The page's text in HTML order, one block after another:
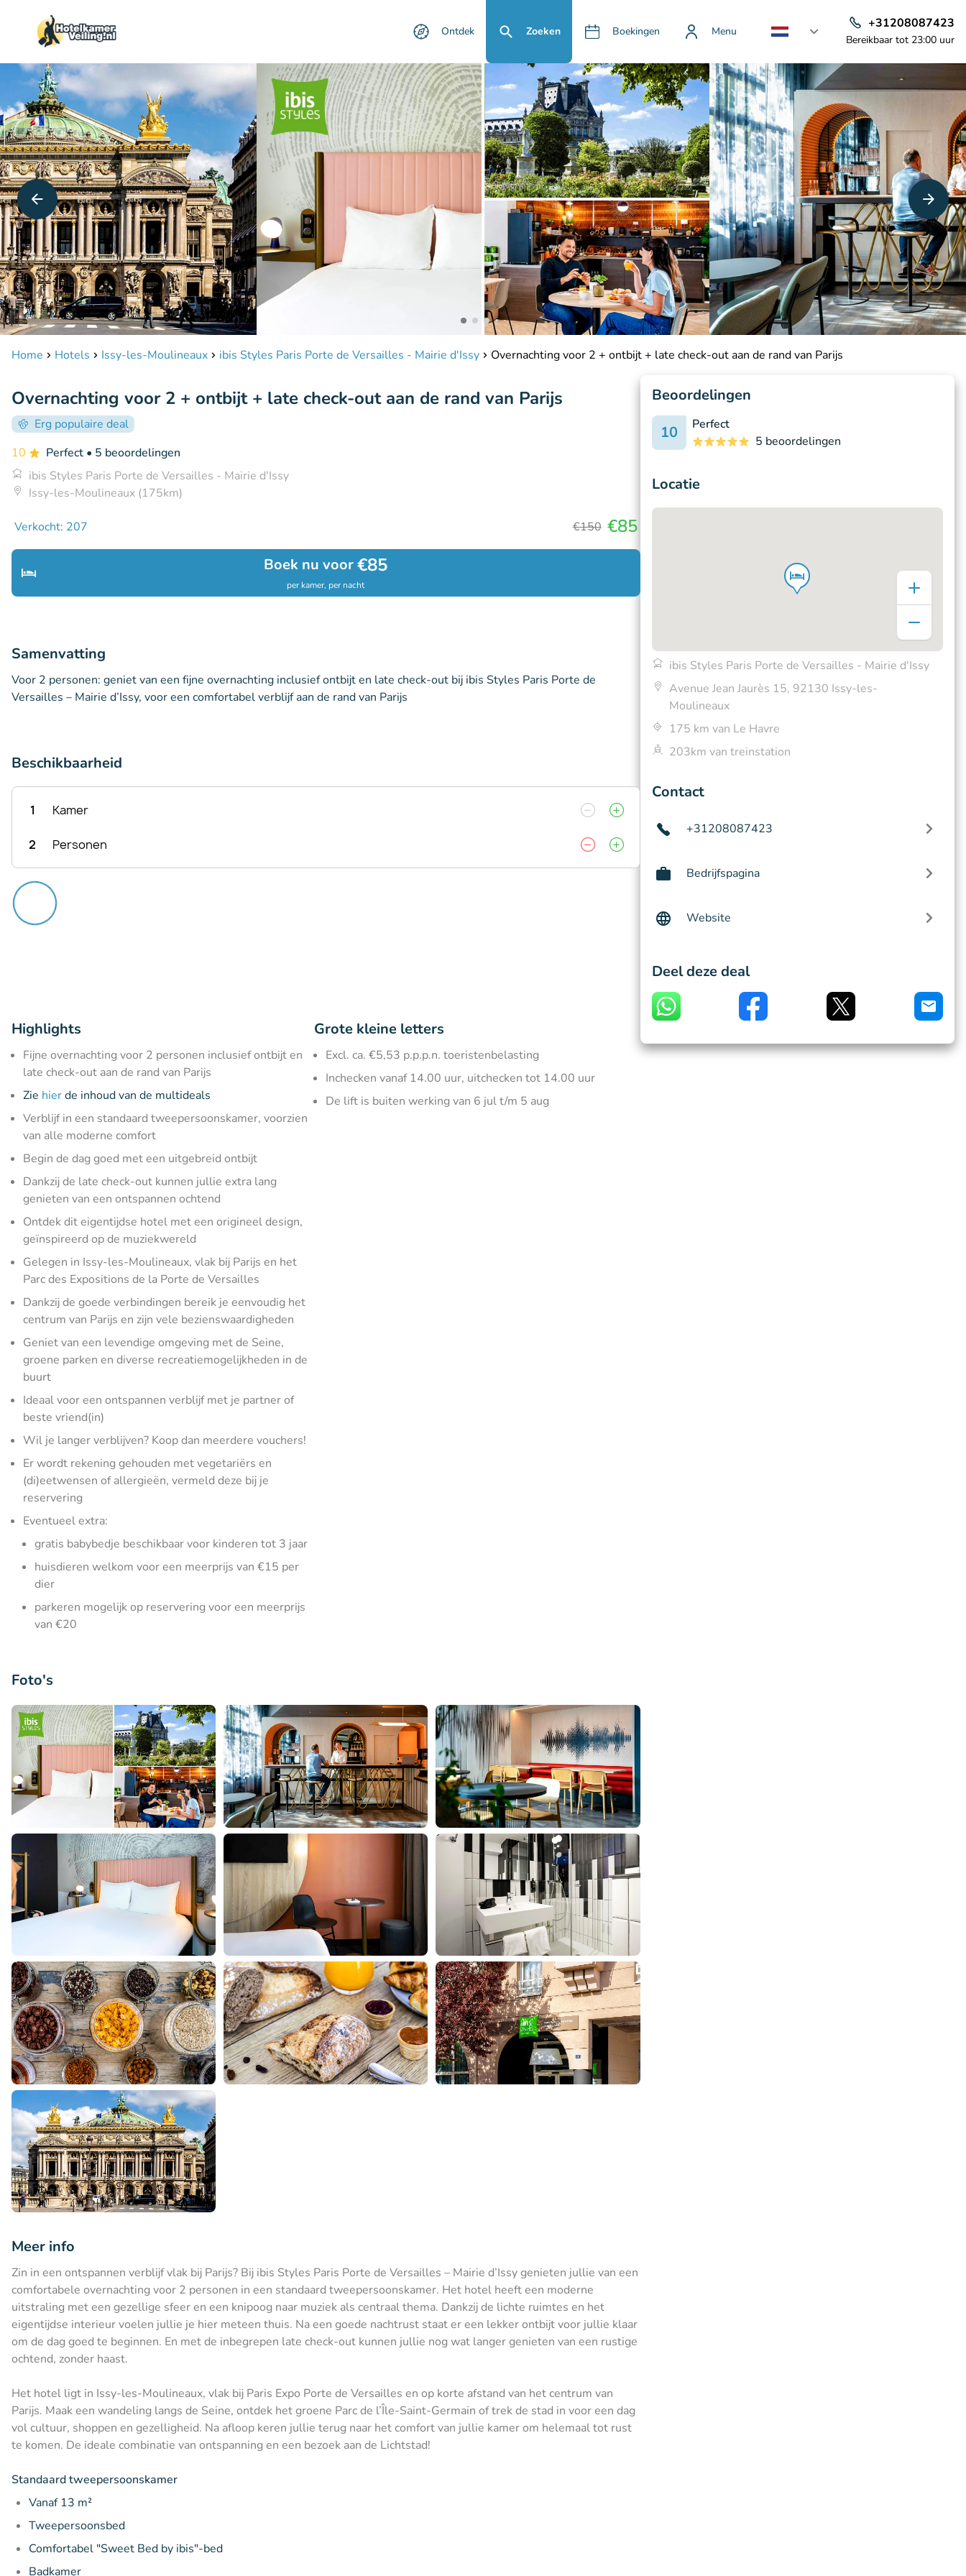
Ontdek Zoeken Boekingen Menu
+31208087423
Bereikbaar tot 23:00 uur
Home Hotels Issy-les-Moulineaux ibis Styles Paris Porte de Versailles - Mairie d'Issy Overnachting voor 2 + ontbijt + late check-out aan de rand van Parijs
Overnachting voor 2 + ontbijt + late check-out aan de rand van Parijs
Erg populaire deal
10
Perfect • 5 beoordelingen
ibis Styles Paris Porte de Versailles - Mairie d'Issy
Issy-les-Moulineaux (175km)
Verkocht: 207 €150 €85
Boek nu voor€85
per kamer, per nacht
Samenvatting
Voor 2 personen: geniet van een fijne overnachting inclusief ontbijt en late check-out bij ibis Styles Paris Porte de
Versailles – Mairie d’Issy, voor een comfortabel verblijf aan de rand van Parijs
Beschikbaarheid
1 Kamer
2 Personen
Highlights
Fijne overnachting voor 2 personen inclusief ontbijt en
late check-out aan de rand van Parijs
Zie hierde inhoud van de multideals
Verblijf in een standaard tweepersoonskamer, voorzien
van alle moderne comfort
Begin de dag goed met een uitgebreid ontbijt
Dankzij de late check-out kunnen jullie extra lang
genieten van een ontspannen ochtend
Ontdek dit eigentijdse hotel met een origineel design,
geïnspireerd op de muziekwereld
Gelegen in Issy-les-Moulineaux, vlak bij Parijs en het
Parc des Expositions de la Porte de Versailles
Dankzij de goede verbindingen bereik je eenvoudig het
centrum van Parijs en zijn vele bezienswaardigheden
Geniet van een levendige omgeving met de Seine,
groene parken en diverse recreatiemogelijkheden in de
buurt
Ideaal voor een ontspannen verblijf met je partner of
beste vriend(in)
Wil je langer verblijven? Koop dan meerdere vouchers!
Er wordt rekening gehouden met vegetariërs en
(di)eetwensen of allergieën, vermeld deze bij je
reservering
Eventueel extra:
gratis babybedje beschikbaar voor kinderen tot 3 jaar
huisdieren welkom voor een meerprijs van €15 per
dier
parkeren mogelijk op reservering voor een meerprijs
van €20
Grote kleine letters
Excl. ca. €5,53 p.p.p.n. toeristenbelasting
Inchecken vanaf 14.00 uur, uitchecken tot 14.00 uur
De lift is buiten werking van 6 jul t/m 5 aug
Foto's
Meer info
Zin in een ontspannen verblijf vlak bij Parijs? Bij ibis Styles Paris Porte de Versailles – Mairie d’Issy genieten jullie van een
comfortabele overnachting voor 2 personen in een standaard tweepersoonskamer. Het hotel heeft een moderne
uitstraling met een gezellige sfeer en een knipoog naar muziek als centraal thema. Dankzij de lichte ruimtes en het
eigentijdse interieur voelen jullie je hier meteen thuis. Na een goede nachtrust staat er een lekker ontbijt voor jullie klaar
om de dag goed te beginnen. En met de inbegrepen late check-out kunnen jullie nog wat langer genieten van een rustige
ochtend, zonder haast.
Het hotel ligt in Issy-les-Moulineaux, vlak bij Paris Expo Porte de Versailles en op korte afstand van het centrum van
Parijs. Maak een wandeling langs de Seine, ontdek het groene Parc de l’Île-Saint-Germain of trek de stad in voor een dag
vol cultuur, shoppen en gezelligheid. Na afloop keren jullie terug naar het comfort van jullie kamer om helemaal tot rust
te komen. De ideale combinatie van ontspanning en een bezoek aan de Lichtstad!
Standaard tweepersoonskamer
Vanaf 13 m²
Tweepersoonsbed
Comfortabel "Sweet Bed by ibis"-bed
Badkamer
Beoordelingen
10
Perfect
5 beoordelingen
Locatie
ibis Styles Paris Porte de Versailles - Mairie d'Issy
Avenue Jean Jaurès 15, 92130 Issy-les-
Moulineaux
175 km van Le Havre
203km van treinstation
Contact
+31208087423
Bedrijfspagina
Website
Deel deze deal